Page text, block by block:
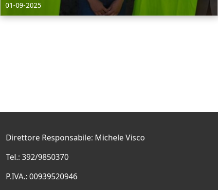
01-09-2025
Direttore Responsabile: Michele Visco
Tel.: 392/9850370
P.IVA.: 00939520946